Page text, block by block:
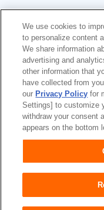
ユニ・チャーム
ウェブサイト利用規
公式アカウント コミュ
イドライン
We use cookies to
to personalize content
We share information
advertising and
other information that
have collected from
our Privacy Policy for
Settings] to customize
withdraw your consent
appears on the bottom